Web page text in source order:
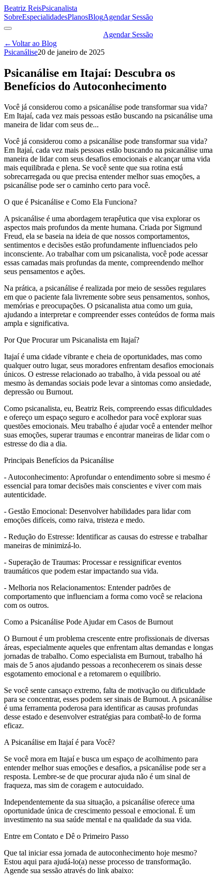
Beatriz ReisPsicanalista
SobreEspecialidadesPlanosBlogAgendar Sessão
Agendar Sessão
←Voltar ao Blog
Psicanálise20 de janeiro de 2025
Psicanálise em Itajaí: Descubra os
Benefícios do Autoconhecimento
Você já considerou como a psicanálise pode transformar sua vida?
Em Itajaí, cada vez mais pessoas estão buscando na psicanálise uma
maneira de lidar com seus de...
Você já considerou como a psicanálise pode transformar sua vida?
Em Itajaí, cada vez mais pessoas estão buscando na psicanálise uma
maneira de lidar com seus desafios emocionais e alcançar uma vida
mais equilibrada e plena. Se você sente que sua rotina está
sobrecarregada ou que precisa entender melhor suas emoções, a
psicanálise pode ser o caminho certo para você.
O que é Psicanálise e Como Ela Funciona?
A psicanálise é uma abordagem terapêutica que visa explorar os
aspectos mais profundos da mente humana. Criada por Sigmund
Freud, ela se baseia na ideia de que nossos comportamentos,
sentimentos e decisões estão profundamente influenciados pelo
inconsciente. Ao trabalhar com um psicanalista, você pode acessar
essas camadas mais profundas da mente, compreendendo melhor
seus pensamentos e ações.
Na prática, a psicanálise é realizada por meio de sessões regulares
em que o paciente fala livremente sobre seus pensamentos, sonhos,
memórias e preocupações. O psicanalista atua como um guia,
ajudando a interpretar e compreender esses conteúdos de forma mais
ampla e significativa.
Por Que Procurar um Psicanalista em Itajaí?
Itajaí é uma cidade vibrante e cheia de oportunidades, mas como
qualquer outro lugar, seus moradores enfrentam desafios emocionais
únicos. O estresse relacionado ao trabalho, à vida pessoal ou até
mesmo às demandas sociais pode levar a sintomas como ansiedade,
depressão ou Burnout.
Como psicanalista, eu, Beatriz Reis, compreendo essas dificuldades
e ofereço um espaço seguro e acolhedor para você explorar suas
questões emocionais. Meu trabalho é ajudar você a entender melhor
suas emoções, superar traumas e encontrar maneiras de lidar com o
estresse do dia a dia.
Principais Benefícios da Psicanálise
- Autoconhecimento: Aprofundar o entendimento sobre si mesmo é
essencial para tomar decisões mais conscientes e viver com mais
autenticidade.
- Gestão Emocional: Desenvolver habilidades para lidar com
emoções difíceis, como raiva, tristeza e medo.
- Redução do Estresse: Identificar as causas do estresse e trabalhar
maneiras de minimizá-lo.
- Superação de Traumas: Processar e ressignificar eventos
traumáticos que podem estar impactando sua vida.
- Melhoria nos Relacionamentos: Entender padrões de
comportamento que influenciam a forma como você se relaciona
com os outros.
Como a Psicanálise Pode Ajudar em Casos de Burnout
O Burnout é um problema crescente entre profissionais de diversas
áreas, especialmente aqueles que enfrentam altas demandas e longas
jornadas de trabalho. Como especialista em Burnout, trabalho há
mais de 5 anos ajudando pessoas a reconhecerem os sinais desse
esgotamento emocional e a retomarem o equilíbrio.
Se você sente cansaço extremo, falta de motivação ou dificuldade
para se concentrar, esses podem ser sinais de Burnout. A psicanálise
é uma ferramenta poderosa para identificar as causas profundas
desse estado e desenvolver estratégias para combatê-lo de forma
eficaz.
A Psicanálise em Itajaí é para Você?
Se você mora em Itajaí e busca um espaço de acolhimento para
entender melhor suas emoções e desafios, a psicanálise pode ser a
resposta. Lembre-se de que procurar ajuda não é um sinal de
fraqueza, mas sim de coragem e autocuidado.
Independentemente da sua situação, a psicanálise oferece uma
oportunidade única de crescimento pessoal e emocional. É um
investimento na sua saúde mental e na qualidade da sua vida.
Entre em Contato e Dê o Primeiro Passo
Que tal iniciar essa jornada de autoconhecimento hoje mesmo?
Estou aqui para ajudá-lo(a) nesse processo de transformação.
Agende sua sessão através do link abaixo: